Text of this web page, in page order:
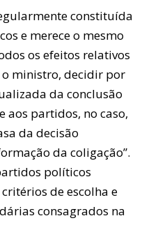
constituída
e merece o mesmo
os efeitos relativos
o ministro, decidir por
da conclusão
aos partidos, no caso,
da decisão
da coligação”.
políticos
de escolha e
consagrados na